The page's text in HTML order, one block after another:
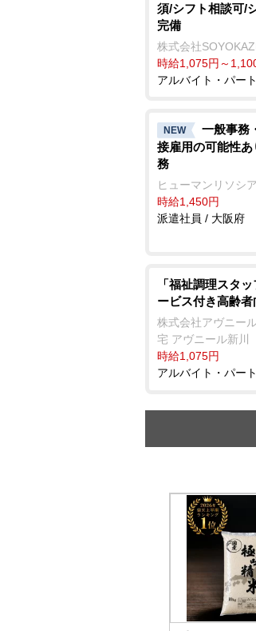
須/シフト相談可/
完備
株式会社
時給1,075円～
アルバイト・パー
NEW
一般事務
接雇用の可能性
務
ヒューマンリソシ
時給1,450円
派遣社員 / 大阪府
「福祉調理スタ
ービス付き高齢
株式会社アヴニー
宅 アヴニール新川
時給1,075円
アルバイト・パー